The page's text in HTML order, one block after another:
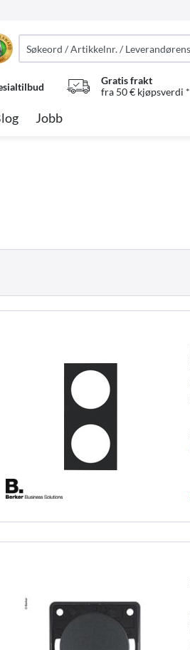
Gratis frakt
fra 50 € kjøpsverdi *
Jobb